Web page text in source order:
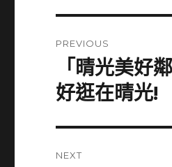
navigation
PREVIOUS
Previous
post:
「晴光美
好逛在晴光!
NEXT